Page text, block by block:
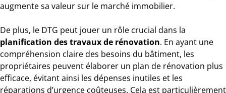
augmente sa valeur sur le marché immobilier.
De plus, le DTG peut jouer un rôle crucial dans la
planification des travaux de rénovation. En ayant une
compréhension claire des besoins du bâtiment, les
propriétaires peuvent élaborer un plan de rénovation plus
efficace, évitant ainsi les dépenses inutiles et les
réparations d’urgence coûteuses. Cela est particulièrement